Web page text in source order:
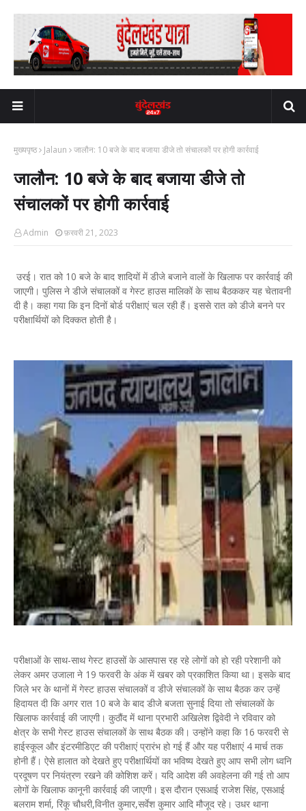
मुख्यपृष्ठ Jalaun जालौन: 10 बजे के बाद बजाया डीजे तो संचालकों पर होगी कार्रवाई
जालौन: 10 बजे के बाद बजाया डीजे तो
संचालकों पर होगी कार्रवाई
Admin फ़रवरी 21, 2023
उरई। रात को 10 बजे के बाद शादियों में डीजे बजाने वालों के खिलाफ पर कार्रवाई की
जाएगी। पुलिस ने डीजे संचालकों व गेस्ट हाउस मालिकों के साथ बैठककर यह चेतावनी
दी है। कहा गया कि इन दिनों बोर्ड परीक्षाएं चल रही हैं। इससे रात को डीजे बनने पर
परीक्षार्थियों को दिक्कत होती है।
परीक्षाओं के साथ-साथ गेस्ट हाउसों के आसपास रह रहे लोगों को हो रही परेशानी को
लेकर अमर उजाला ने 19 फरवरी के अंक में खबर को प्रकाशित किया था। इसके बाद
जिले भर के थानों में गेस्ट हाउस संचालकों व डीजे संचालकों के साथ बैठक कर उन्हें
हिदायत दी कि अगर रात 10 बजे के बाद डीजे बजता सुनाई दिया तो संचालकों के
खिलाफ कार्रवाई की जाएगी। कुठौंद में थाना प्रभारी अखिलेश द्विवेदी ने रविवार को
क्षेत्र के सभी गेस्ट हाउस संचालकों के साथ बैठक की। उन्होंने कहा कि 16 फरवरी से
हाईस्कूल और इंटरमीडिएट की परीक्षाएं प्रारंभ हो गई हैं और यह परीक्षाएं 4 मार्च तक
होनी हैं। ऐसे हालात को देखते हुए परीक्षार्थियों का भविष्य देखते हुए आप सभी लोग ध्वनि
प्रदूषण पर नियंत्रण रखने की कोशिश करें। यदि आदेश की अवहेलना की गई तो आप
लोगों के खिलाफ कानूनी कार्रवाई की जाएगी। इस दौरान एसआई राजेश सिंह, एसआई
बलराम शर्मा, रिंकू चौधरी,विनीत कुमार,सर्वेश कुमार आदि मौजूद रहे। उधर थाना